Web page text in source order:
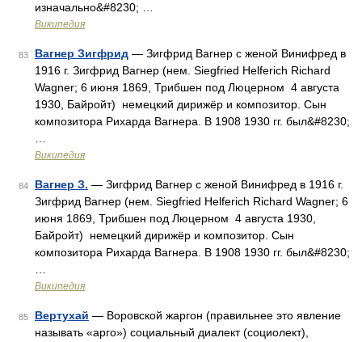
изначально&#8230; …
Википедия
83 Вагнер Зигфрид — Зигфрид Вагнер с женой Винифред в
1916 г. Зигфрид Вагнер (нем. Siegfried Helferich Richard
Wagner; 6 июня 1869, Трибшен под Люцерном 4 августа
1930, Байройт) немецкий дирижёр и композитор. Сын
композитора Рихарда Вагнера. В 1908 1930 гг. был&#8230;
Википедия
84 Вагнер З. — Зигфрид Вагнер с женой Винифред в 1916 г.
Зигфрид Вагнер (нем. Siegfried Helferich Richard Wagner; 6
июня 1869, Трибшен под Люцерном 4 августа 1930,
Байройт) немецкий дирижёр и композитор. Сын
композитора Рихарда Вагнера. В 1908 1930 гг. был&#8230;
Википедия
85 Вертухай — Воровской жаргон (правильнее это явление
называть «арго») социальный диалект (социолект),